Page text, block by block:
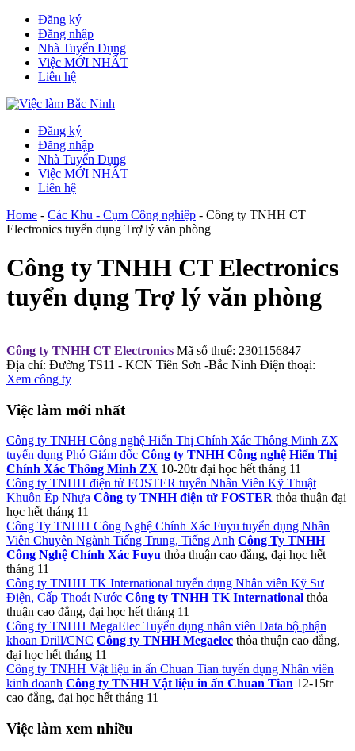
Đăng ký
Đăng nhập
Nhà Tuyển Dụng
Việc MỚI NHẤT
Liên hệ
Đăng ký
Đăng nhập
Nhà Tuyển Dụng
Việc MỚI NHẤT
Liên hệ
Home - Các Khu - Cụm Công nghiệp - Công ty TNHH CT
Electronics tuyển dụng Trợ lý văn phòng
Công ty TNHH CT Electronics
tuyển dụng Trợ lý văn phòng
Công ty TNHH CT Electronics Mã số thuế: 2301156847
Địa chỉ: Đường TS11 - KCN Tiên Sơn -Bắc Ninh Điện thoại:
Xem công ty
Việc làm mới nhất
Công ty TNHH Công nghệ Hiển Thị Chính Xác Thông Minh ZX
tuyển dụng Phó Giám đốc Công ty TNHH Công nghệ Hiển Thị
Chính Xác Thông Minh ZX 10-20tr đại học hết tháng 11
Công ty TNHH điện tử FOSTER tuyển Nhân Viên Kỹ Thuật
Khuôn Ép Nhựa Công ty TNHH điện tử FOSTER thỏa thuận đại
học hết tháng 11
Công Ty TNHH Công Nghệ Chính Xác Fuyu tuyển dụng Nhân
Viên Chuyên Ngành Tiếng Trung, Tiếng Anh Công Ty TNHH
Công Nghệ Chính Xác Fuyu thỏa thuận cao đẳng, đại học hết
tháng 11
Công ty TNHH TK International tuyển dụng Nhân viên Kỹ Sư
Điện, Cấp Thoát Nước Công ty TNHH TK International thỏa
thuận cao đẳng, đại học hết tháng 11
Công ty TNHH MegaElec Tuyển dụng nhân viên Data bộ phận
khoan Drill/CNC Công ty TNHH Megaelec thỏa thuận cao đẳng,
đại học hết tháng 11
Công ty TNHH Vật liệu in ấn Chuan Tian tuyển dụng Nhân viên
kinh doanh Công ty TNHH Vật liệu in ấn Chuan Tian 12-15tr
cao đẳng, đại học hết tháng 11
Việc làm xem nhiều